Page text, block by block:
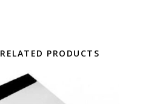
RELATED PRODUCTS